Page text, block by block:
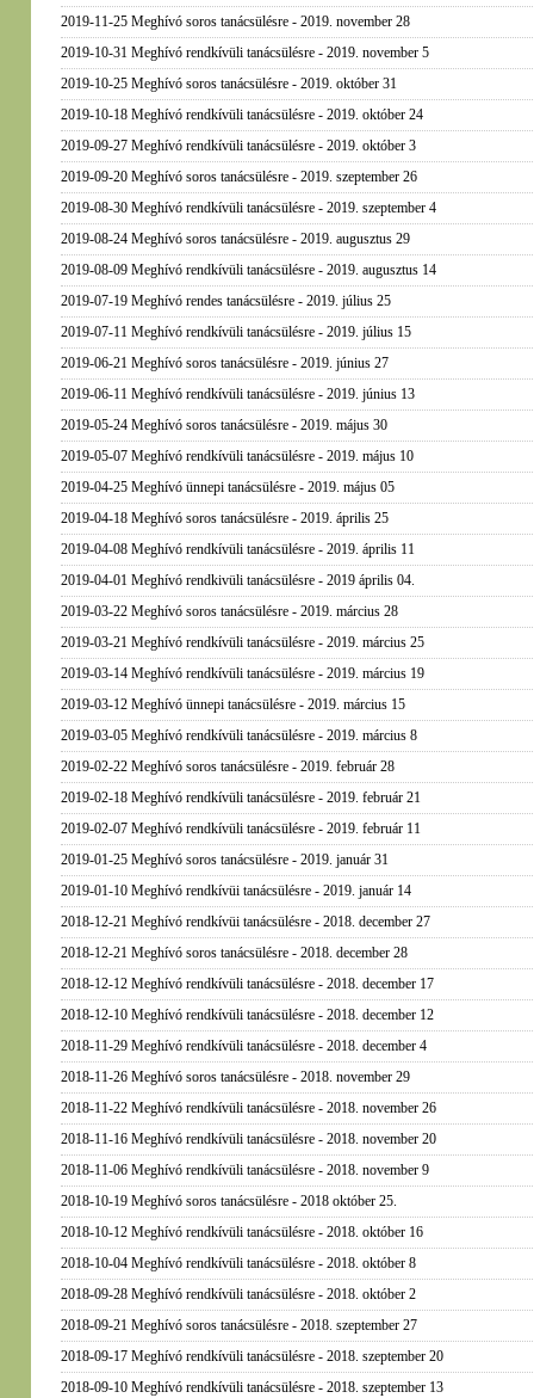
2019-11-25 Meghívó soros tanácsülésre - 2019. november 28
2019-10-31 Meghívó rendkívüli tanácsülésre - 2019. november 5
2019-10-25 Meghívó soros tanácsülésre - 2019. október 31
2019-10-18 Meghívó rendkívüli tanácsülésre - 2019. október 24
2019-09-27 Meghívó rendkívüli tanácsülésre - 2019. október 3
2019-09-20 Meghívó soros tanácsülésre - 2019. szeptember 26
2019-08-30 Meghívó rendkívüli tanácsülésre - 2019. szeptember 4
2019-08-24 Meghívó soros tanácsülésre - 2019. augusztus 29
2019-08-09 Meghívó rendkívüli tanácsülésre - 2019. augusztus 14
2019-07-19 Meghívó rendes tanácsülésre - 2019. július 25
2019-07-11 Meghívó rendkívüli tanácsülésre - 2019. július 15
2019-06-21 Meghívó soros tanácsülésre - 2019. június 27
2019-06-11 Meghívó rendkívüli tanácsülésre - 2019. június 13
2019-05-24 Meghívó soros tanácsülésre - 2019. május 30
2019-05-07 Meghívó rendkívüli tanácsülésre - 2019. május 10
2019-04-25 Meghívó ünnepi tanácsülésre - 2019. május 05
2019-04-18 Meghívó soros tanácsülésre - 2019. április 25
2019-04-08 Meghívó rendkívüli tanácsülésre - 2019. április 11
2019-04-01 Meghívó rendkivüli tanácsülésre - 2019 április 04.
2019-03-22 Meghívó soros tanácsülésre - 2019. március 28
2019-03-21 Meghívó rendkívüli tanácsülésre - 2019. március 25
2019-03-14 Meghívó rendkívüli tanácsülésre - 2019. március 19
2019-03-12 Meghívó ünnepi tanácsülésre - 2019. március 15
2019-03-05 Meghívó rendkívüli tanácsülésre - 2019. március 8
2019-02-22 Meghívó soros tanácsülésre - 2019. február 28
2019-02-18 Meghívó rendkívüli tanácsülésre - 2019. február 21
2019-02-07 Meghívó rendkívüli tanácsülésre - 2019. február 11
2019-01-25 Meghívó soros tanácsülésre - 2019. január 31
2019-01-10 Meghívó rendkívüi tanácsülésre - 2019. január 14
2018-12-21 Meghívó rendkívüi tanácsülésre - 2018. december 27
2018-12-21 Meghívó soros tanácsülésre - 2018. december 28
2018-12-12 Meghívó rendkívüli tanácsülésre - 2018. december 17
2018-12-10 Meghívó rendkívüli tanácsülésre - 2018. december 12
2018-11-29 Meghívó rendkívüli tanácsülésre - 2018. december 4
2018-11-26 Meghívó soros tanácsülésre - 2018. november 29
2018-11-22 Meghívó rendkívüli tanácsülésre - 2018. november 26
2018-11-16 Meghívó rendkívüli tanácsülésre - 2018. november 20
2018-11-06 Meghívó rendkívüli tanácsülésre - 2018. november 9
2018-10-19 Meghívó soros tanácsülésre - 2018 október 25.
2018-10-12 Meghívó rendkívüli tanácsülésre - 2018. október 16
2018-10-04 Meghívó rendkívüli tanácsülésre - 2018. október 8
2018-09-28 Meghívó rendkívüli tanácsülésre - 2018. október 2
2018-09-21 Meghívó soros tanácsülésre - 2018. szeptember 27
2018-09-17 Meghívó rendkívüli tanácsülésre - 2018. szeptember 20
2018-09-10 Meghívó rendkívüli tanácsülésre - 2018. szeptember 13